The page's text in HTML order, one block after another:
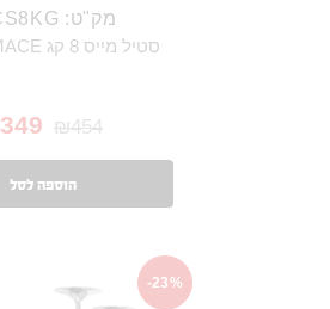
מק"ט: MCS8KG
סטיל מייס 8 קג STEEL MACE
₪454
349
הוספה לסל
-23%